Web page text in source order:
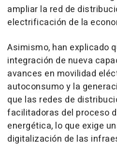
ampliar la red de
electrificación de la
Asimismo, han explicado
integración de nueva
avances en movilidad
autoconsumo y la
que las redes de
facilitadoras del proceso
energética, lo que exige
digitalización de las